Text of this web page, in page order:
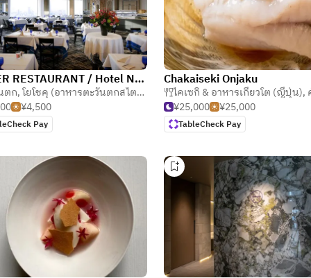
TOWER RESTAURANT / Hotel New Otani（Tokyo）
ตก, โยโชคุ (อาหารตะวันตกสไตล์ญี่ปุ่น) ,บุฟเฟ่ต์
¥4,500
Pay
Chakaiseki Onjaku
ไคเซกิ & อาหารเกียวโต (ญี่ปุ่น), คั
¥25,000
¥25,000
TableCheck Pay